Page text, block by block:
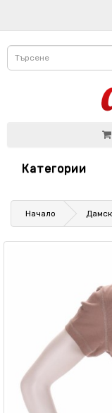
Категории
Начало